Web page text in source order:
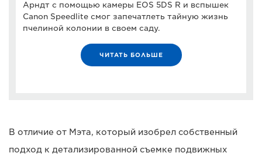
Арндт с помощью камеры EOS 5DS R и вспышек
Canon Speedlite смог запечатлеть тайную жизнь
пчелиной колонии в своем саду.
ЧИТАТЬ БОЛЬШЕ
В отличие от Мэта, который изобрел собственный
подход к детализированной съемке подвижных